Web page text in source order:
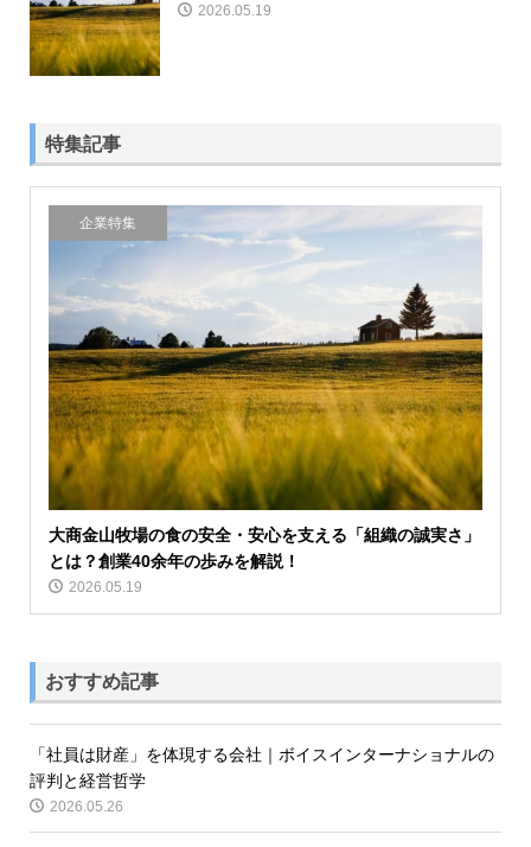
2026.05.19
特集記事
企業特集
大商金山牧場の食の安全・安心を支える「組織の誠実さ」
とは？創業40余年の歩みを解説！
2026.05.19
おすすめ記事
「社員は財産」を体現する会社｜ボイスインターナショナルの
評判と経営哲学
2026.05.26